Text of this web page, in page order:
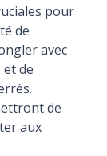
pour
de
avec
de
de
aux